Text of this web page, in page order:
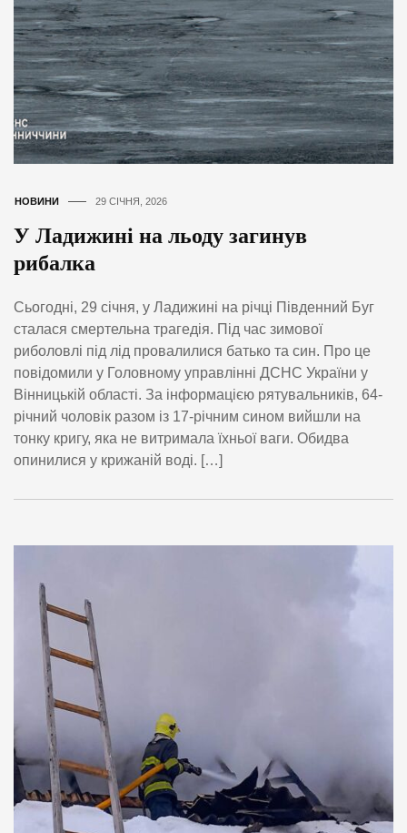
НОВИНИ 29 СІЧНЯ, 2026
У Ладижині на льоду загинув
рибалка
Сьогодні, 29 січня, у Ладижині на річці Південний Буг
сталася смертельна трагедія. Під час зимової
риболовлі під лід провалилися батько та син. Про це
повідомили у Головному управлінні ДСНС України у
Вінницькій області. За інформацією рятувальників, 64-
річний чоловік разом із 17-річним сином вийшли на
тонку кригу, яка не витримала їхньої ваги. Обидва
опинилися у крижаній воді. […]